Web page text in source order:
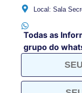
Local: Sala
Todas as
grupo do